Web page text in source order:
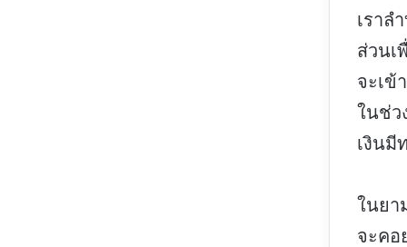
เราล
ส่วนเ
จะเข้
ในช่ว
เงินมี
ในยา
จะคอ